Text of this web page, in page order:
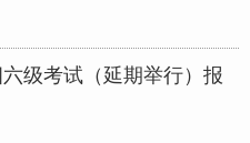
级考试（延期举行）报